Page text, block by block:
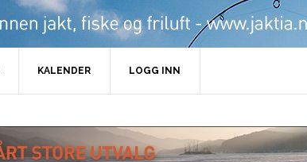
KALENDER LOGG INN